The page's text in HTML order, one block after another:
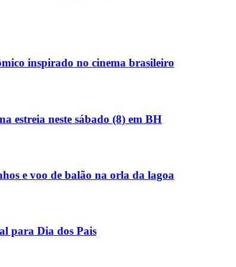
inspirado no cinema brasileiro
estreia neste sábado (8) em BH
e voo de balão na orla da lagoa
para Dia dos Pais